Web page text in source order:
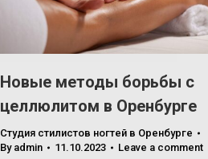
Новые методы борьбы с
целлюлитом в Оренбурге
Студия стилистов ногтей в Оренбурге
By admin 11.10.2023 Leave a comment